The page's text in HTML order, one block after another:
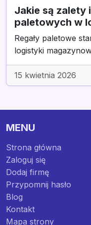
Jakie są zalety
paletowych w
Regały paletowe
logistyki
15 kwietnia 2026
MENU
Strona główna
Zaloguj się
Dodaj firmę
Przypomnij hasło
Blog
Kontakt
Mapa strony